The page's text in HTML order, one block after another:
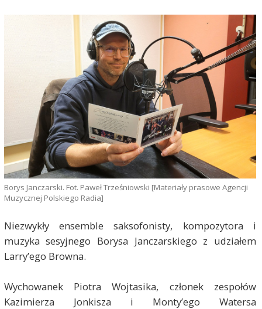
Borys Janczarski. Fot. Paweł Trześniowski [Materiały prasowe Agencji
Muzycznej Polskiego Radia]
Niezwykły ensemble saksofonisty, kompozytora i
muzyka sesyjnego Borysa Janczarskiego z udziałem
Larry’ego Browna.
Wychowanek Piotra Wojtasika, członek zespołów
Kazimierza Jonkisza i Monty’ego Watersa